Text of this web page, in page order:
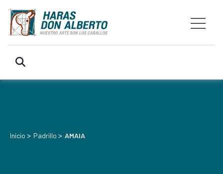
Inicio > Padrillo > AMAIA